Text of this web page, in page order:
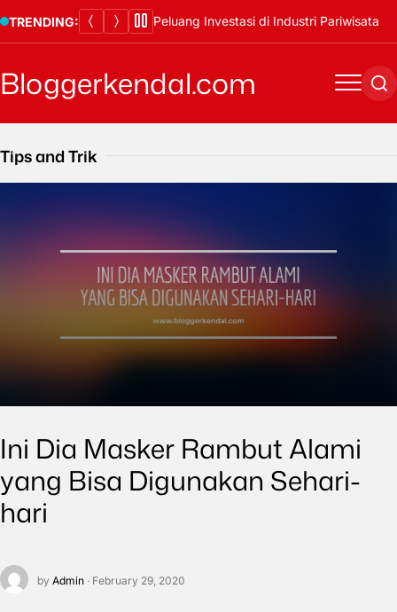
to
TRENDING: Peluang Investasi di Industri Pariwisata
Bloggerkendal.com Menu
Tips and Trik
Ini Dia Masker Rambut Alami
yang Bisa Digunakan Sehari-
hari
by Admin · February 29, 2020